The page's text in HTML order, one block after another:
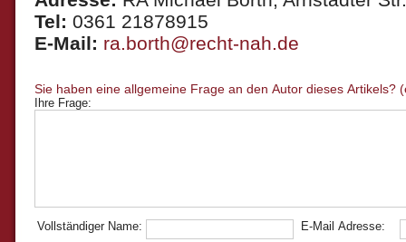
Tel: 0361 21878915
E-Mail: ra.borth@recht-nah.de
Ihre Frage:
Vollständiger Name: E-Mail Adresse: